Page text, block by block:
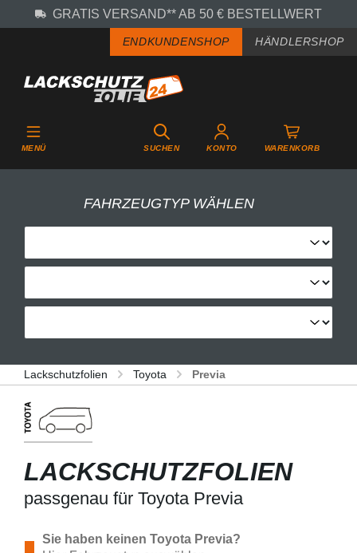
Zum Hauptinhalt springen
GRATIS VERSAND** AB 50 € BESTELLWERT
ENDKUNDENSHOP HÄNDLERSHOP
MENÜ SUCHEN KONTO WARENKORB
FAHRZEUGTYP WÄHLEN
Lackschutzfolien Toyota Previa
LACKSCHUTZFOLIEN
passgenau für Toyota Previa
Sie haben keinen Toyota Previa?